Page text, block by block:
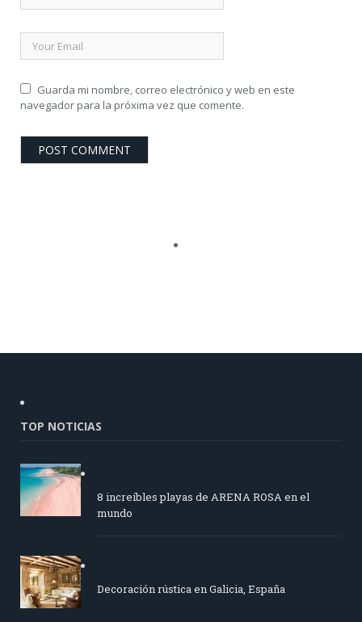
Guarda mi nombre, correo electrónico y web en este
navegador para la próxima vez que comente.
TOP NOTICIAS
8 increíbles playas de ARENA ROSA en el
mundo
Decoración rústica en Galicia, España